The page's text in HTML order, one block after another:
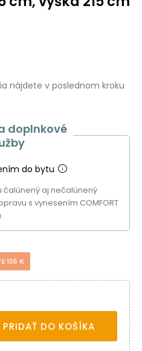
nájdete v poslednom kroku
doplnkové
do bytu
čalúnený aj nečalúnený
s vynesením COMFORT
105 €
PRIDAŤ DO KOŠÍKA